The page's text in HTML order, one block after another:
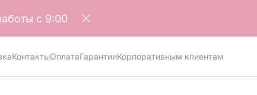
с 9:00
КонтактыОплатаГарантииКорпоративным клиентам